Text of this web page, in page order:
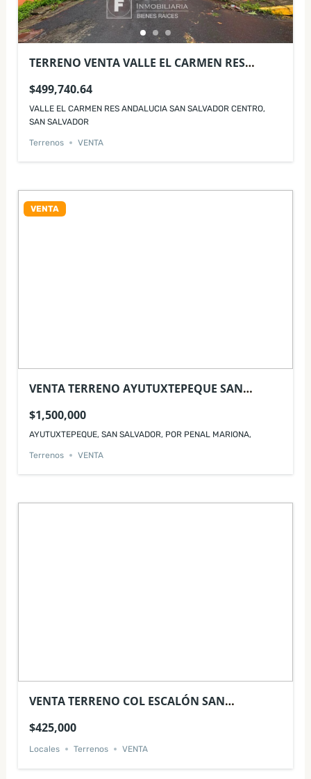
TERRENO VENTA VALLE EL CARMEN RES
$499,740.64
VALLE EL CARMEN RES ANDALUCIA SAN SALVADOR CENTRO,
SAN SALVADOR
Terrenos VENTA
VENTA
VENTA TERRENO AYUTUXTEPEQUE SAN
$1,500,000
AYUTUXTEPEQUE, SAN SALVADOR, POR PENAL MARIONA,
Terrenos VENTA
VENTA TERRENO COL ESCALÓN SAN
$425,000
Locales Terrenos VENTA